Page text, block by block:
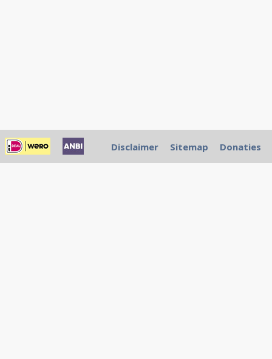
Disclaimer Sitemap Donaties